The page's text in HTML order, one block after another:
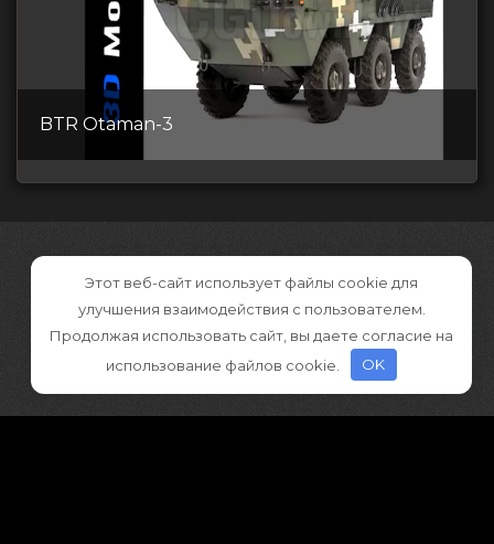
BTR Otaman-3
Этот веб-сайт использует файлы cookie для
улучшения взаимодействия с пользователем.
Продолжая использовать сайт, вы даете согласие на
использование файлов cookie.
OK